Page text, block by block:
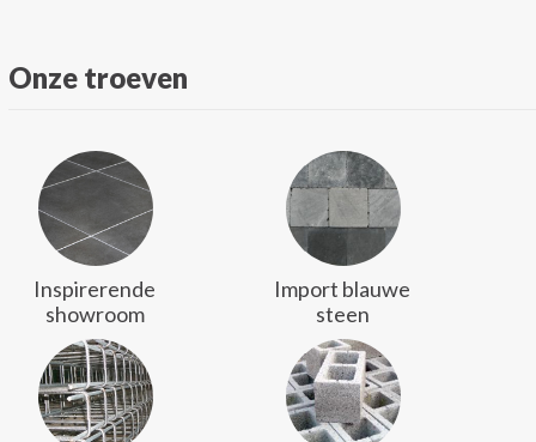
Onze troeven
Inspirerende
showroom
Import blauwe
steen